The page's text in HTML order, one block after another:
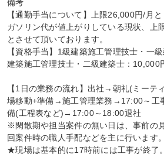
備考
【通勤手当について】上限26,000円/月
ガソリン代が値上がりしている現状、上
とさせて頂いております。
【資格手当】1級建築施工管理技士・一
建築施工管理技士・二級建築士：10,000
【1日の業務の流れ】出社→朝礼(ミーテ
場移動+準備→施工管理業務→17:00～
備(工程表など)→17:00～18:00退社
※閑散期や担当案件の無い日は、事前の
回案件時の職人手配などを主に行います。
★現場は基本的に17時前には工事が終了